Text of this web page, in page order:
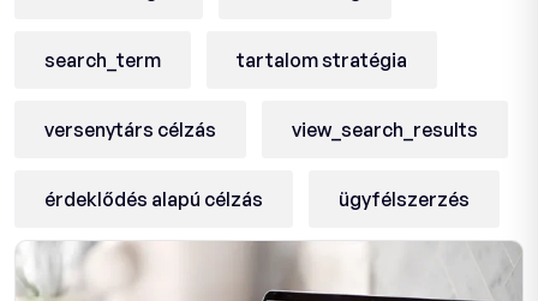
search_term tartalom stratégia
versenytárs célzás view_search_results
érdeklődés alapú célzás ügyfélszerzés